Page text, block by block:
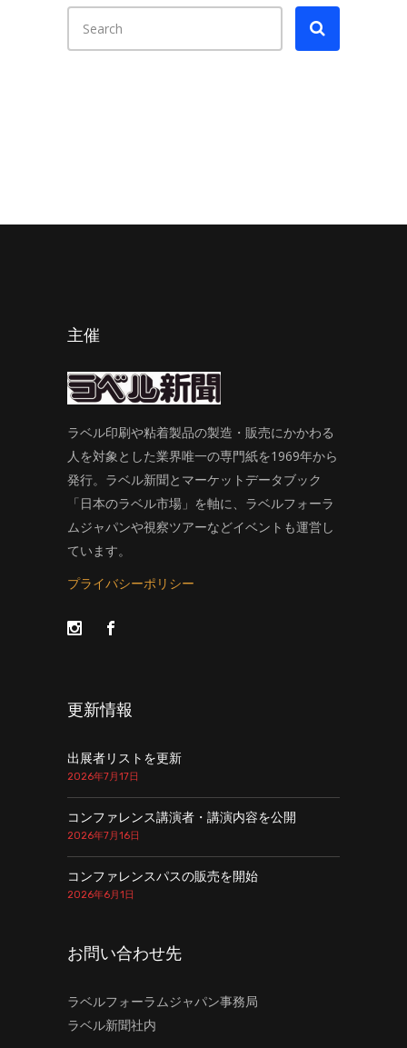
主催
ラベル印刷や粘着製品の製造・販売にかかわる
人を対象とした業界唯一の専門紙を1969年から
発行。ラベル新聞とマーケットデータブック
「日本のラベル市場」を軸に、ラベルフォーラ
ムジャパンや視察ツアーなどイベントも運営し
ています。
プライバシーポリシー
更新情報
出展者リストを更新
2026年7月17日
コンファレンス講演者・講演内容を公開
2026年7月16日
コンファレンスパスの販売を開始
2026年6月1日
お問い合わせ先
ラベルフォーラムジャパン事務局
ラベル新聞社内